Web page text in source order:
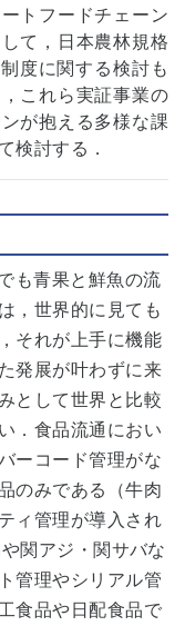
トフードチェーン
て，日本農林規格
度に関する検討も
これら実証事業の
が抱える多様な課
検討する．
も青果と鮮魚の流
，世界的に見ても
それが上手に機能
発展が叶わずに来
として世界と比較
．食品流通におい
ーコード管理がな
のみである（牛肉
ィ管理が導入され
関アジ・関サバな
管理やシリアル管
食品や日配食品で